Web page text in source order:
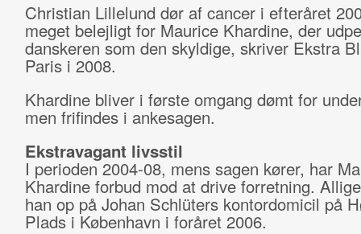
Christian Lillelund dør af cancer i efteråret
meget belejligt for Maurice Khardine, der
danskeren som den skyldige, skriver Ekstra
Paris i 2008.
Khardine bliver i første omgang dømt for
men frifindes i ankesagen.
Ekstravagant livsstil
I perioden 2004-08, mens sagen kører, har
Khardine forbud mod at drive forretning.
han op på Johan Schlüters kontordomicil på
Plads i København i foråret 2006.